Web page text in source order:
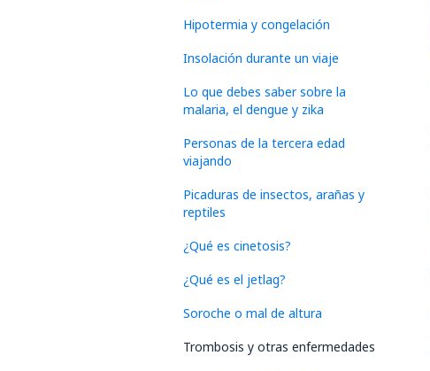
Hipotermia y congelación
Insolación durante un viaje
Lo que debes saber sobre la
malaria, el dengue y zika
Personas de la tercera edad
viajando
Picaduras de insectos, arañas y
reptiles
¿Qué es cinetosis?
¿Qué es el jetlag?
Soroche o mal de altura
Trombosis y otras enfermedades